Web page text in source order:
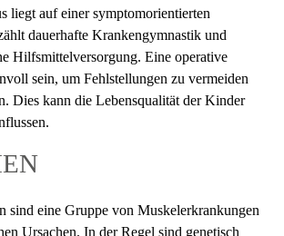
liegt auf einer symptomorientierten
dauerhafte Krankengymnastik und
Hilfsmittelversorgung. Eine operative
sein, um Fehlstellungen zu vermeiden
Dies kann die Lebensqualität der Kinder
sind eine Gruppe von Muskelerkrankungen
Ursachen. In der Regel sind genetisch